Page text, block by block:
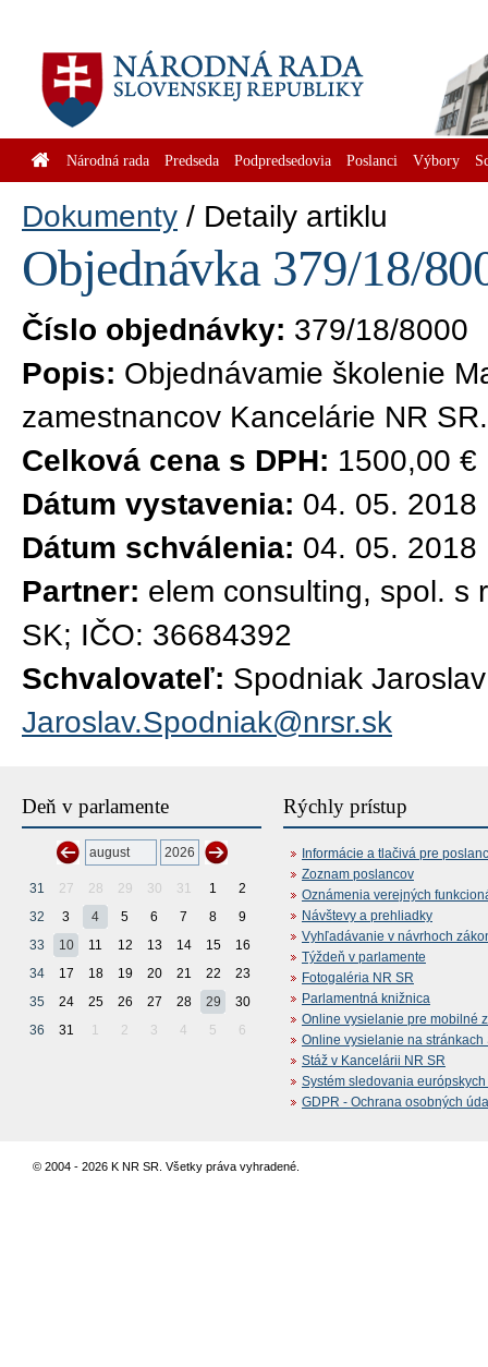
Národná rada Predseda Podpredsedovia Poslanci Výbory
Dokumenty Detaily artiklu
Objednávka 379/18/
Číslo objednávky: 379/18/8000
Popis: Objednávamie školenie
zamestnancov Kancelárie NR SR.
Celková cena s DPH: 1500,00 €
Dátum vystavenia: 04. 05. 2018
Dátum schválenia: 04. 05. 2018
Partner: elem consulting, spol. s
SK; IČO: 36684392
Schvalovateľ: Spodniak
Jaroslav.Spodniak@nrsr.sk
Deň v parlamente
31 27 28 29 30 31 1
2
32
3 4 5 6 7 8
9
33
10 11 12 13 14 15
16
34
17 18 19 20 21 22
23
35
24 25 26 27 28 29
30
36
31 1 2 3 4 5 6
Rýchly prístup
Informácie a tlačivá pre
Zoznam poslancov
Oznámenia verejných
Návštevy a prehliadky
Vyhľadávanie v návrhoch
Týždeň v parlamente
Fotogaléria NR SR
Parlamentná knižnica
Online vysielanie pre mobilné
Online vysielanie na stránkach
Stáž v Kancelárii NR SR
Systém sledovania
GDPR - Ochrana osobných
© 2004 - 2026 K NR SR. Všetky práva vyhradené.